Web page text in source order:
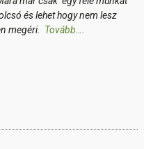
és lehet hogy nem lesz
megéri. Tovább….